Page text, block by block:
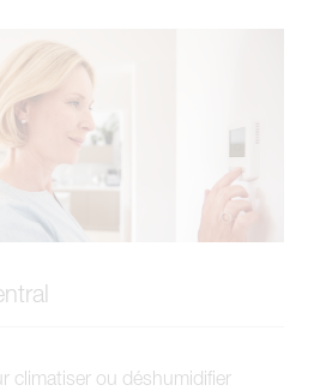
climatiser ou déshumidifier